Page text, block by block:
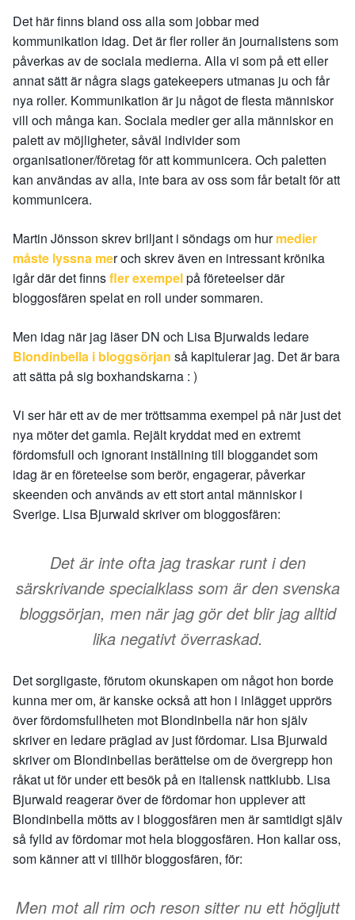
Det här finns bland oss alla som jobbar med
kommunikation idag. Det är fler roller än journalistens som
påverkas av de sociala medierna. Alla vi som på ett eller
annat sätt är några slags gatekeepers utmanas ju och får
nya roller. Kommunikation är ju något de flesta människor
vill och många kan. Sociala medier ger alla människor en
palett av möjligheter, såväl individer som
organisationer/företag för att kommunicera. Och paletten
kan användas av alla, inte bara av oss som får betalt för att
kommunicera.
Martin Jönsson skrev briljant i söndags om hurmedier
måste lyssna mer och skrev även en intressant krönika
igår där det finnsfler exempelpå företeelser där
bloggosfären spelat en roll under sommaren.
Men idag när jag läser DN och Lisa Bjurwalds ledare
Blondinbella i bloggsörjan så kapitulerar jag. Det är bara
att sätta på sig boxhandskarna : )
Vi ser här ett av de mer tröttsamma exempel på när just det
nya möter det gamla. Rejält kryddat med en extremt
fördomsfull och ignorant inställning till bloggandet som
idag är en företeelse som berör, engagerar, påverkar
skeenden och används av ett stort antal människor i
Sverige. Lisa Bjurwald skriver om bloggosfären:
Det är inte ofta jag traskar runt i den
särskrivande specialklass som är den svenska
bloggsörjan, men när jag gör det blir jag alltid
lika negativt överraskad.
Det sorgligaste, förutom okunskapen om något hon borde
kunna mer om, är kanske också att hon i inlägget upprörs
över fördomsfullheten mot Blondinbella när hon själv
skriver en ledare präglad av just fördomar. Lisa Bjurwald
skriver om Blondinbellas berättelse om de övergrepp hon
råkat ut för under ett besök på en italiensk nattklubb. Lisa
Bjurwald reagerar över de fördomar hon upplever att
Blondinbella mötts av i bloggosfären men är samtidigt själv
så fylld av fördomar mot hela bloggosfären. Hon kallar oss,
som känner att vi tillhör bloggosfären, för:
Men mot all rim och reson sitter nu ett högljutt